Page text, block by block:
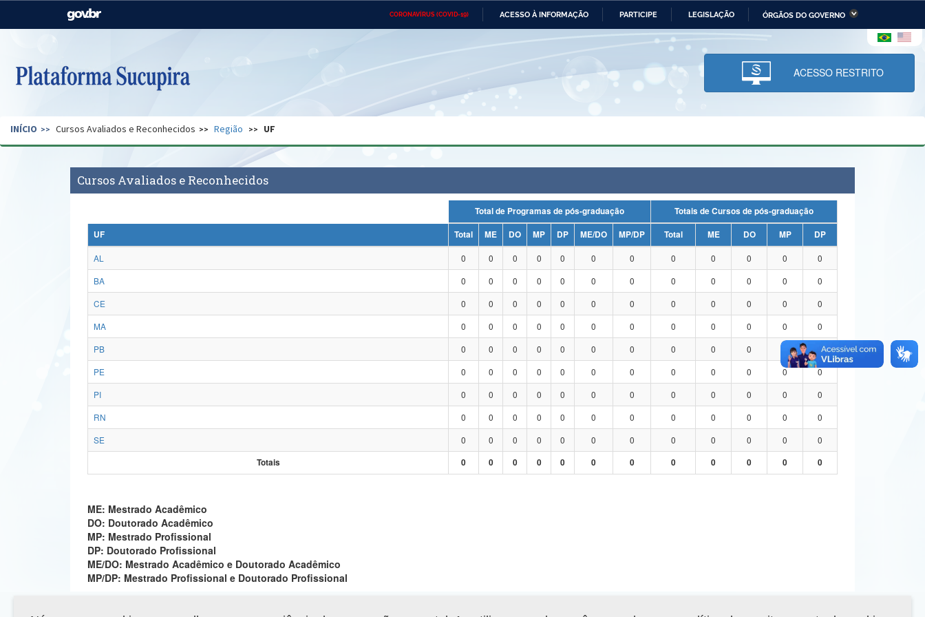
CORONAVÍRUS (COVID-19) ACESSO À INFORMAÇÃO PARTICIPE LEGISLAÇÃO ÓRGÃOS DO GOVERNO
Casa Civil Ministério das Relações Ministério da Economia Ministério da Infraestrutura
Pecuária e Abastecimento
Ministério da Ciência,
Tecnologia, Inovações e
Comunicações
Ministério do Desenvolvimento
Regional e dos Direitos Humanos
Secretaria de Governo Gabinete de Segurança Advocacia-Geral da União Banco Central do Brasil Planalto
ACESSO RESTRITO
INÍCIO Cursos Avaliados e Reconhecidos Região UF
Cursos Avaliados e Reconhecidos
Total de Programas de pós-graduação
Totais de Cursos de pós-graduação
UF
Total ME DO MP DP ME/DO MP/DP Total ME DO MP
DP
AL
0 0 0 0 0 0 0 0 0 0 0
0
BA
0 0 0 0 0 0 0 0 0 0 0
0
CE
0 0 0 0 0 0 0 0 0 0 0
0
MA
0 0 0 0 0 0 0 0 0 0 0
0
PB
0 0 0 0 0 0 0 0 0 0
0
PE
0 0 0 0 0 0 0 0 0 0 0
0
PI
0 0 0 0 0 0 0 0 0 0 0
0
RN
0 0 0 0 0 0 0 0 0 0 0
0
SE
0 0 0 0 0 0 0 0 0 0 0
0
Totais
0 0 0 0 0 0 0 0 0 0 0 0
ME: Mestrado Acadêmico
DO: Doutorado Acadêmico
MP: Mestrado Profissional
DP: Doutorado Profissional
ME/DO: Mestrado Acadêmico e Doutorado Acadêmico
MP/DP: Mestrado Profissional e Doutorado Profissional